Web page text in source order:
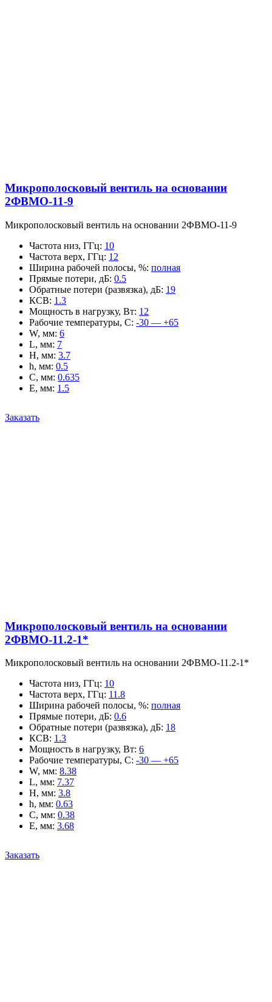
Микрополосковый вентиль на основании
2ФВМO-11-9
Микрополосковый вентиль на основании 2ФВМO-11-9
Частота низ, ГГц: 10
Частота верх, ГГц: 12
Ширина рабочей полосы, %: полная
Прямые потери, дБ: 0.5
Обратные потери (развязка), дБ: 19
КСВ: 1.3
Мощность в нагрузку, Вт: 12
Рабочие температуры, С: -30 — +65
W, мм: 6
L, мм: 7
H, мм: 3.7
h, мм: 0.5
C, мм: 0.635
E, мм: 1.5
Заказать
Микрополосковый вентиль на основании
2ФВМO-11.2-1*
Микрополосковый вентиль на основании 2ФВМO-11.2-1*
Частота низ, ГГц: 10
Частота верх, ГГц: 11.8
Ширина рабочей полосы, %: полная
Прямые потери, дБ: 0.6
Обратные потери (развязка), дБ: 18
КСВ: 1.3
Мощность в нагрузку, Вт: 6
Рабочие температуры, С: -30 — +65
W, мм: 8.38
L, мм: 7.37
H, мм: 3.8
h, мм: 0.63
C, мм: 0.38
E, мм: 3.68
Заказать